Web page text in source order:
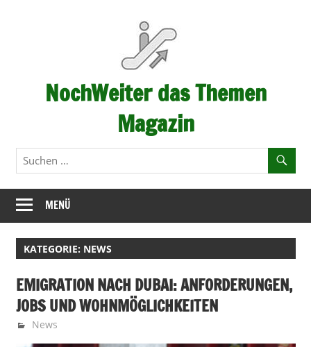
NochWeiter das Themen
Magazin
…
immer
–
Fortschritt
MENÜ
KATEGORIE: NEWS
EMIGRATION NACH DUBAI: ANFORDERUNGEN,
JOBS UND WOHNMÖGLICHKEITEN
Juli 9, 2025
Nochweiter-Redaktion
News